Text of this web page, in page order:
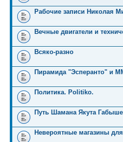
Рабочие записи Николая
Вечные двигатели и
Всяко-разно
Пирамида "Эсперанто" и
Политика. Politiko.
Путь Шамана Якута
Невероятные магазины